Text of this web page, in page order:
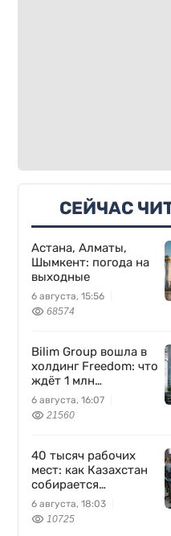
СЕЙЧАС
Астана, Алматы,
Шымкент: погода на
выходные
6 августа, 15:56
68574
Bilim Group вошла в
холдинг Freedom: что
ждёт 1 млн
пользователей
6 августа, 16:07
21560
40 тысяч рабочих
мест: как Казахстан
собирается
перезапустить
легкую
промышленность
6 августа, 18:03
10725